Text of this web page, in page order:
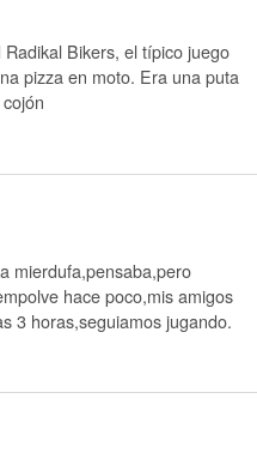
Bikers, el típico juego
pizza en moto. Era una puta
mierdufa,pensaba,pero
hace poco,mis amigos
3 horas,seguiamos jugando.